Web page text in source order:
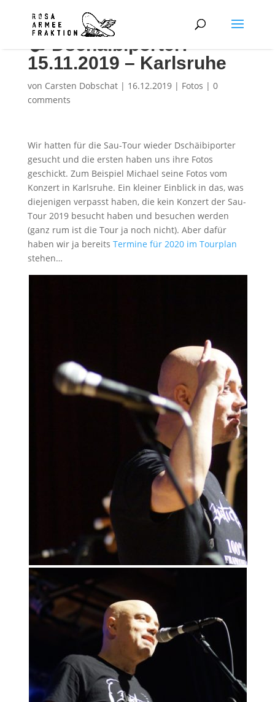
📷 Dschäibiporter:
15.11.2019 – Karlsruhe
von Carsten Dobschat| 16.12.2019| Fotos | 0
comments
Wir hatten für die Sau-Tour wieder Dschäibiporter
gesucht und die ersten haben uns ihre Fotos
geschickt. Zum Beispiel Michael seine Fotos vom
Konzert in Karlsruhe. Ein kleiner Einblick in das, was
diejenigen verpasst haben, die kein Konzert der Sau-
Tour 2019 besucht haben und besuchen werden
(ganz rum ist die Tour ja noch nicht). Aber dafür
haben wir ja bereits Termine für 2020 im Tourplan
stehen…